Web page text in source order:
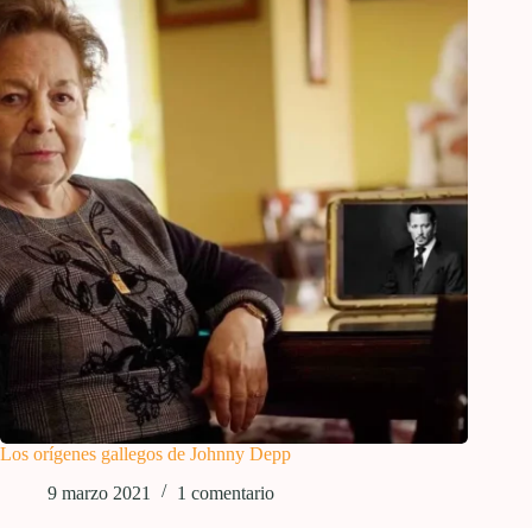
Los orígenes gallegos de Johnny Depp
9 marzo 2021
1 comentario